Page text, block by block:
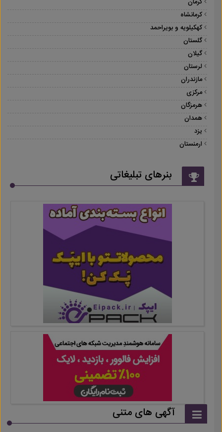
کرمانشاه
کهکیلویه و بویراحمد
گلستان
گیلان
لرستان
مازندران
مرکزی
هرمزگان
همدان
یزد
ارمنستان
بنرهای تبلیغاتی
آگهی های متنی